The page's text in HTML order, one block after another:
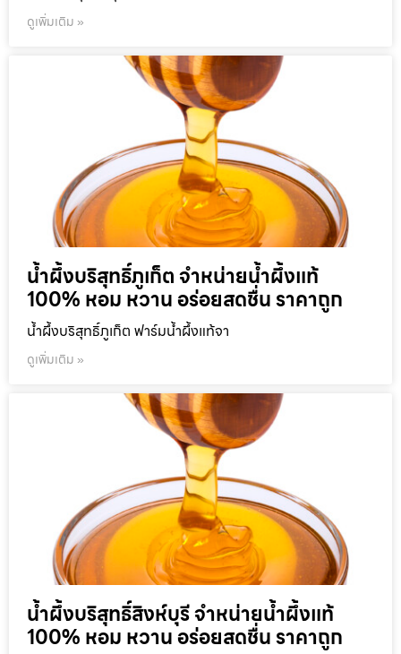
ดูเพิ่มเติม »
น้ำผึ้งบริสุทธิ์ภูเก็ต จำหน่ายน้ำผึ้งแท้
100% หอม หวาน อร่อยสดชื่น ราคาถูก
น้ำผึ้งบริสุทธิ์ภูเก็ต ฟาร์มน้ำผึ้งแท้จา
ดูเพิ่มเติม »
น้ำผึ้งบริสุทธิ์สิงห์บุรี จำหน่ายน้ำผึ้งแท้
100% หอม หวาน อร่อยสดชื่น ราคาถูก